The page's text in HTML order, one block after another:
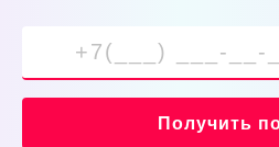
Получить